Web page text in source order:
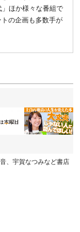
ほか様々な番組で
の企画も多数手が
、宇賀なつみなど書店